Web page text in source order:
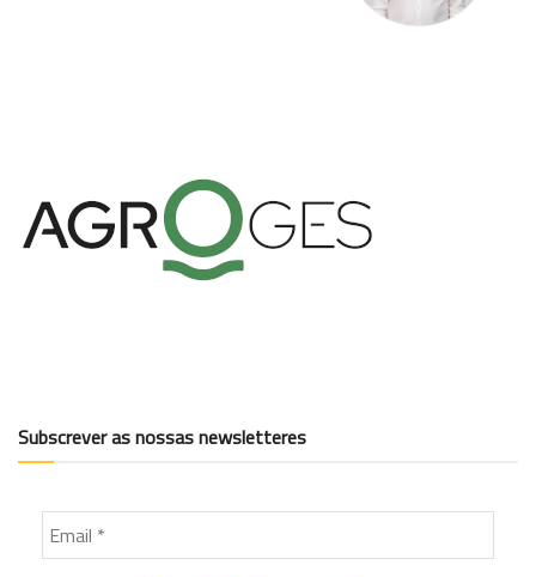
Subscrever as nossas newsletteres